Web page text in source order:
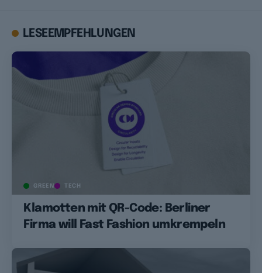
LESEEMPFEHLUNGEN
GREEN TECH
Klamotten mit QR-Code: Berliner
Firma will Fast Fashion umkrempeln